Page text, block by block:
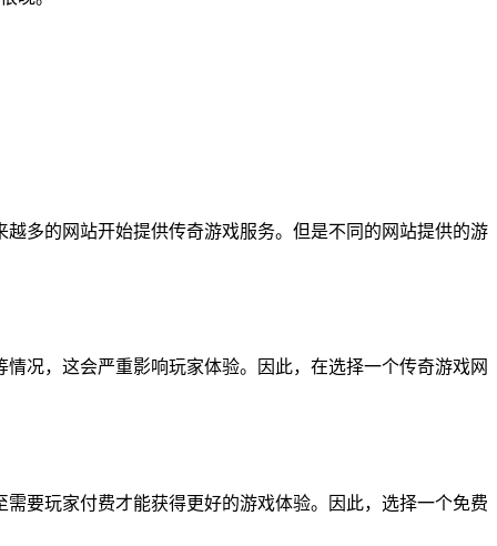
多的网站开始提供传奇游戏服务。但是不同的网站提供的游
况，这会严重影响玩家体验。因此，在选择一个传奇游戏网
要玩家付费才能获得更好的游戏体验。因此，选择一个免费